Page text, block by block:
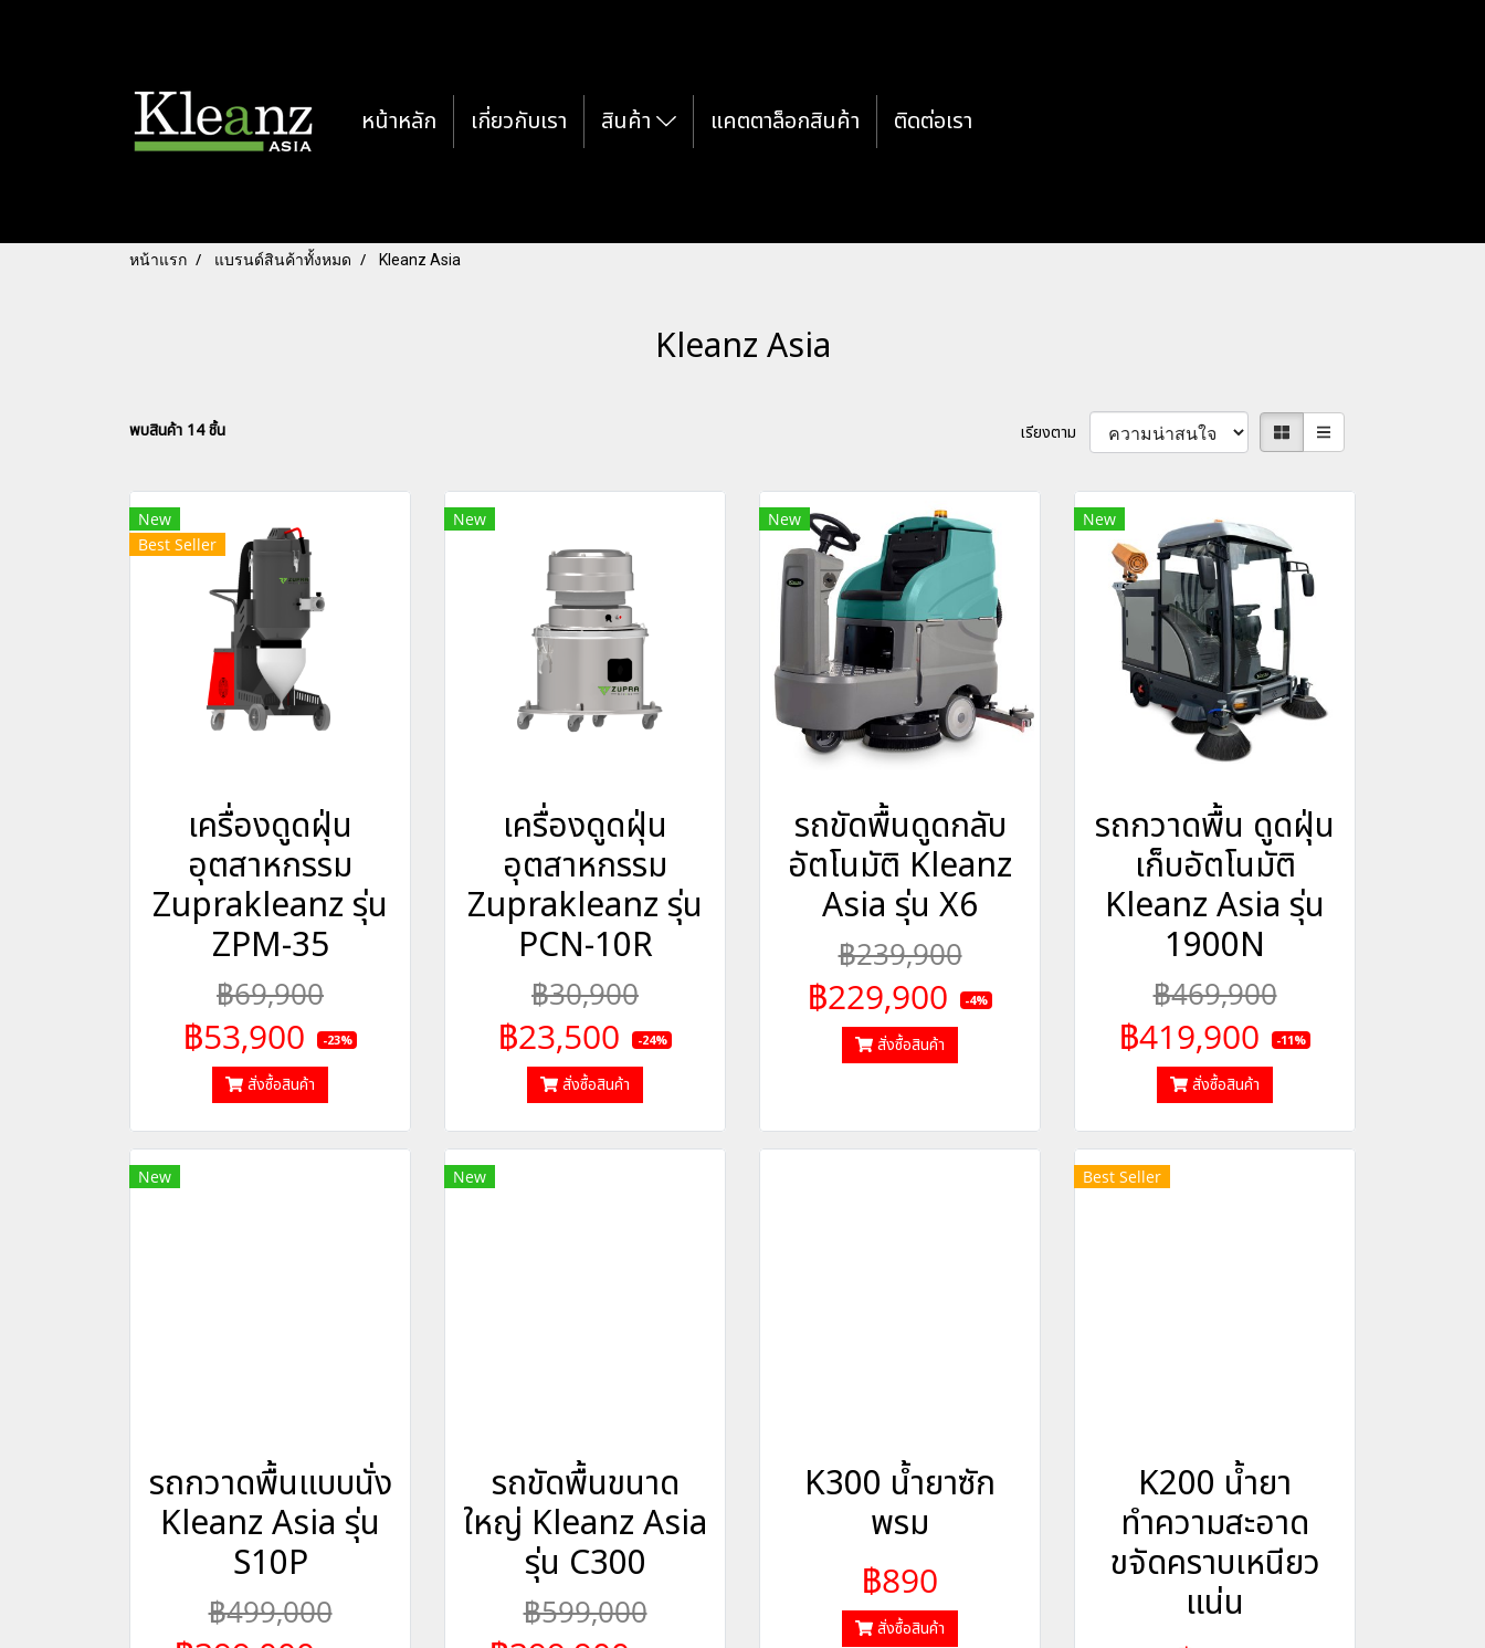
หน้าหลัก เกี่ยวกับเรา สินค้า แคตตาล็อกสินค้า ติดต่อเรา
หน้าแรก แบรนด์สินค้าทั้งหมด Kleanz Asia
Kleanz Asia
พบสินค้า 14 ชิ้น เรียงตาม
New
Best Seller
เครื่องดูดฝุ่น
อุตสาหกรรม
Zuprakleanz รุ่น
ZPM-35
฿69,900
฿53,900 -23%
สั่งซื้อสินค้า
New
เครื่องดูดฝุ่น
อุตสาหกรรม
Zuprakleanz รุ่น
PCN-10R
฿30,900
฿23,500 -24%
สั่งซื้อสินค้า
New
รถขัดพื้นดูดกลับ
อัตโนมัติ Kleanz
Asia รุ่น X6
฿239,900
฿229,900 -4%
สั่งซื้อสินค้า
New
รถกวาดพื้น ดูดฝุ่น
เก็บอัตโนมัติ
Kleanz Asia รุ่น
1900N
฿469,900
฿419,900 -11%
สั่งซื้อสินค้า
New
รถกวาดพื้นแบบนั่ง
Kleanz Asia รุ่น
S10P
฿499,000
New
รถขัดพื้นขนาด
ใหญ่ Kleanz Asia
รุ่น C300
฿599,000
K300 น้ำยาซัก
พรม
฿890
สั่งซื้อสินค้า
Best Seller
K200 น้ำยา
ทำความสะอาด
ขจัดคราบเหนียว
แน่น